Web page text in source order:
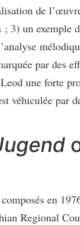
de
3) un exemple
par des
une forte
véhiculée par
en
Regional